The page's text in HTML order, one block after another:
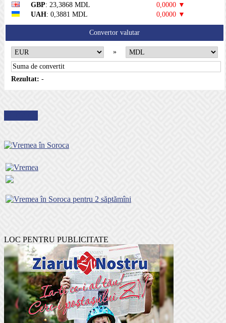
GBP: 23,3868 MDL
0,0000 ▼
UAH: 0,3881 MDL 0,0000 ▼
Convertor valutar
»
Rezultat: -
LOC PENTRU PUBLICITATE